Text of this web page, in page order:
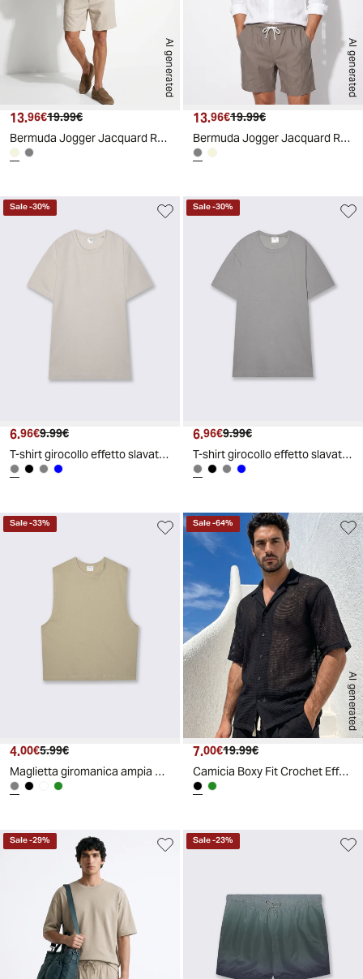
AI generated
Prezzo attuale
13.96€ Prezzo originale
19.99€
Bermuda Jogger Jacquard Relaxed Fit - Sabbia
AI generated
Prezzo attuale
13.96€ Prezzo originale
19.99€
Bermuda Jogger Jacquard Relaxed Fit - Grigio fango
Sale-30%
Prezzo attuale
6.96€ Prezzo originale
9.99€
T-shirt girocollo effetto slavato ottoman - Grigio ghiaccio
Sale-30%
Prezzo attuale
6.96€ Prezzo originale
9.99€
T-shirt girocollo effetto slavato ottoman - Grigio
Sale-33%
Prezzo attuale
4.00€ Prezzo originale
5.99€
Maglietta giromanica ampia senza maniche - Grigio stone
AI generated
Sale-64%
Prezzo attuale
7.00€ Prezzo originale
19.99€
Camicia Boxy Fit Crochet Effetto Rete - Nero
Sale-29% Sale-23%